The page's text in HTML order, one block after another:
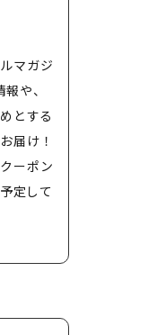
マガジ
や、
とする
届け！
ーポン
定して